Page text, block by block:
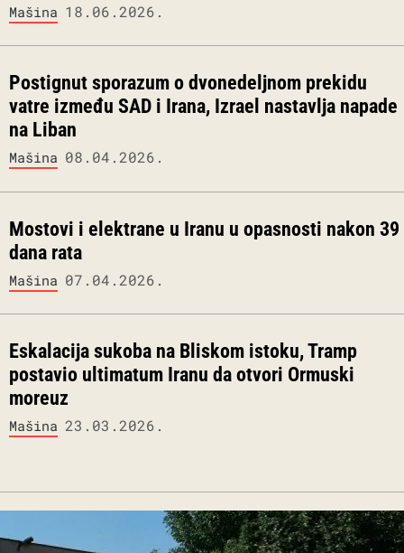
Mašina 18.06.2026.
Postignut sporazum o dvonedeljnom prekidu
vatre između SAD i Irana, Izrael nastavlja napade
na Liban
Mašina 08.04.2026.
Mostovi i elektrane u Iranu u opasnosti nakon 39
dana rata
Mašina 07.04.2026.
Eskalacija sukoba na Bliskom istoku, Tramp
postavio ultimatum Iranu da otvori Ormuski
moreuz
Mašina 23.03.2026.